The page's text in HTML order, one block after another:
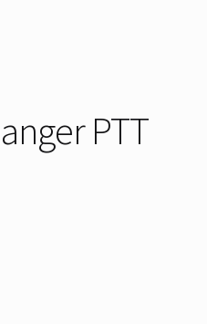
PTT